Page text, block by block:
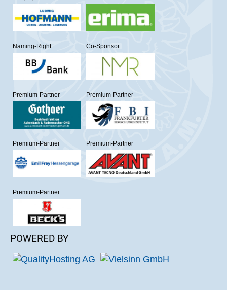
Naming-Right Co-Sponsor
Premium-Partner Premium-Partner
Premium-Partner Premium-Partner
Premium-Partner
POWERED BY